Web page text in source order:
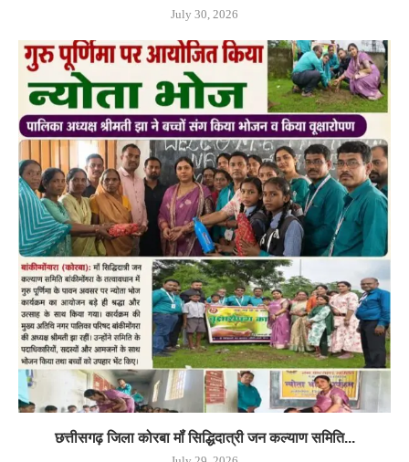
July 30, 2026
छत्तीसगढ़ जिला कोरबा मॉं सिद्धिदात्री जन कल्याण समिति...